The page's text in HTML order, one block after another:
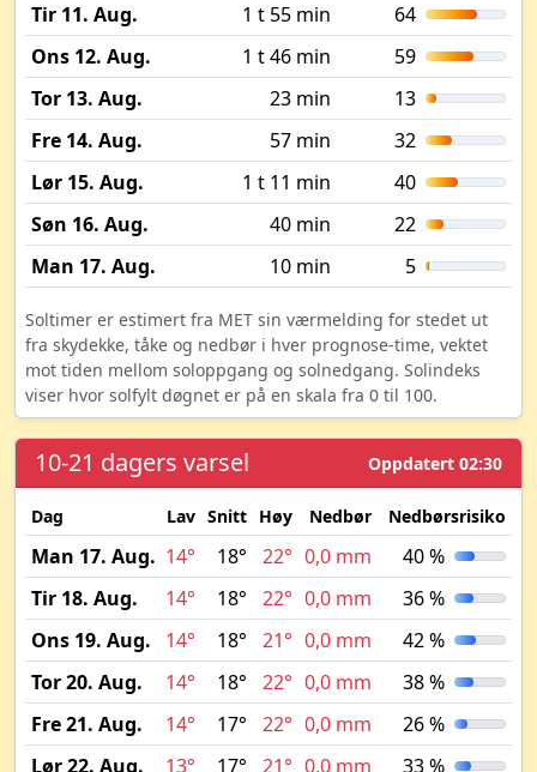
Tir 11. Aug.
1 t 55 min
64
Ons 12. Aug.
1 t 46 min
59
Tor 13. Aug.
23 min
13
Fre 14. Aug.
57 min
32
Lør 15. Aug.
1 t 11 min
40
Søn 16. Aug.
40 min
22
Man 17. Aug.
10 min 5
Soltimer er estimert fra MET sin værmelding for stedet ut
fra skydekke, tåke og nedbør i hver prognose-time, vektet
mot tiden mellom soloppgang og solnedgang. Solindeks
viser hvor solfylt døgnet er på en skala fra 0 til 100.
10-21 dagers varsel Oppdatert 02:30
Dag Lav Snitt Høy Nedbør Nedbørsrisiko
Man 17. Aug. 14° 18° 22° 0,0 mm
40 %
Tir 18. Aug.
14° 18° 22° 0,0 mm
36 %
Ons 19. Aug.
14° 18° 21° 0,0 mm
42 %
Tor 20. Aug.
14° 18° 22° 0,0 mm
38 %
Fre 21. Aug.
14° 17° 22° 0,0 mm
26 %
Lør 22. Aug.
13° 17° 21° 0,0 mm 33 %